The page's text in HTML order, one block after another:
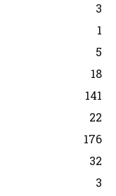
3
1
5
18
141
22
176
32
3